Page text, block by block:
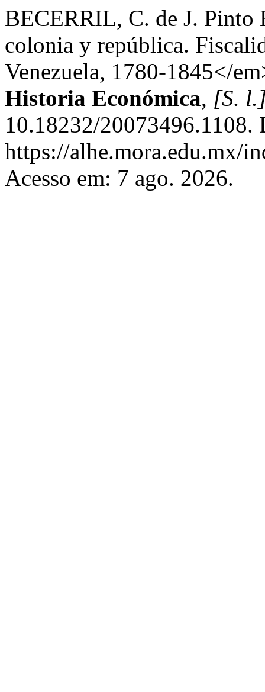
BECERRIL, C. de J. Pinto
colonia y república.
Venezuela, 1780-1845</
Historia Económica, [S.
10.18232/20073496.1108.
https://alhe.mora.edu.mx/
Acesso em: 7 ago. 2026.